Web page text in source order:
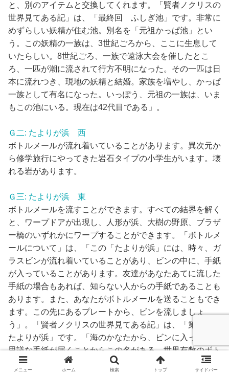
と、別のアイテムと交換してくれます。「賢者ノクリスの
世界見てある記」は、「最終回 ふしぎ池」です。非常に
めずらしい妖精が住む池。別名を「元祖かっぱ池」とい
う。この妖精の一族は、3世紀ごろから、ここに生息して
いたらしい。8世紀ごろ、一族で遠泳大会を催したとこ
ろ、一匹が潮に流されて行方不明になった。その一匹は日
本に流れつき、現地の妖精と結婚。家族を増やし、かっぱ
一族として有名になった。いっぽう、元祖の一族は、いま
もこの池にいる。現在は42代目である」。
Ｇ二: たよりが浜 西
ボトルメールが流れ着いていることがあります。異次元か
ら修学旅行にやってきた岩石タイプの小学生がいます。壊
れる岩があります。
Ｇ三: たよりが浜 東
ボトルメールを流すことができます。すべての結界を解く
と、ワープドアが出現し、人形が浜、大樹の野原、ブラザ
ー橋のいずれかにワープすることができます。「ボトルメ
ールについて」は、「この「たよりが浜」には、時々、ガ
ラスビンが流れ着いていることがあり、ビンの中に、手紙
が入っていることがあります。友達があなたあてに流した
手紙の場合もあれば、知らない人からの手紙であることも
あります。また、あなたがボトルメールを送ることもでき
ます。この先にあるプレートから、ビンを流しましょ
う」。「賢者ノクリスの世界見てある記」は、「第三回
たよりが浜」です。「海のかなたから、ビンに入った、不
思議な手紙が届くことからこの名がある。世界有数のボト
ルメール漂着率を誇る、ボトルメール愛好家あこがれの場
メニュー ホーム 検索 トップ サイドバー